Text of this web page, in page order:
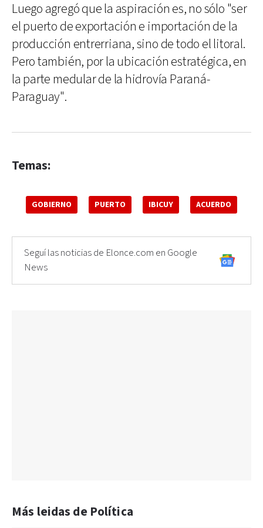
Luego agregó que la aspiración es, no sólo "ser
el puerto de exportación e importación de la
producción entrerriana, sino de todo el litoral.
Pero también, por la ubicación estratégica, en
la parte medular de la hidrovía Paraná-
Paraguay".
Temas:
GOBIERNO PUERTO IBICUY ACUERDO
Seguí las noticias de Elonce.com en Google
News
Más leidas de Política